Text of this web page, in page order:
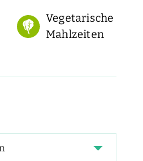
Vegetarische
Mahlzeiten